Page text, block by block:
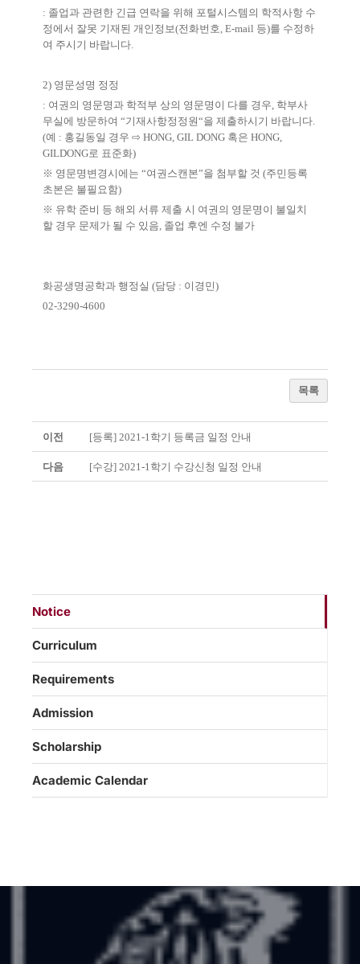
: 졸업과 관련한 긴급 연락을 위해 포털시스템의 학적사항 수
정에서 잘못 기재된 개인정보(전화번호, E-mail 등)를 수정하
여 주시기 바랍니다.
2) 영문성명 정정
: 여권의 영문명과 학적부 상의 영문명이 다를 경우, 학부사
무실에 방문하여 “기재사항정정원“을 제출하시기 바랍니다.
(예 : 홍길동일 경우 ⇨ HONG, GIL DONG 혹은 HONG,
GILDONG로 표준화)
※ 영문명변경시에는 “여권스캔본”을 첨부할 것 (주민등록
초본은 불필요함)
※ 유학 준비 등 해외 서류 제출 시 여권의 영문명이 불일치
할 경우 문제가 될 수 있음, 졸업 후엔 수정 불가
화공생명공학과 행정실 (담당 : 이경민)
02-3290-4600
목록
이전 [등록] 2021-1학기 등록금 일정 안내
다음 [수강] 2021-1학기 수강신청 일정 안내
Notice
Curriculum
Requirements
Admission
Scholarship
Academic Calendar